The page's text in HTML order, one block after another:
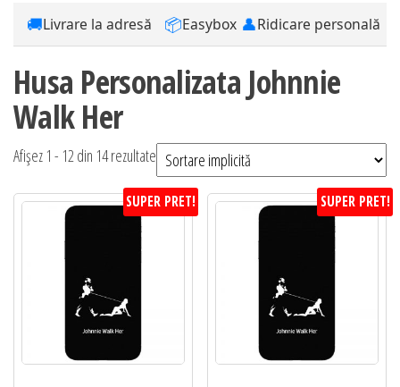
🚚Livrare la adresă 📦Easybox 👤Ridicare personală
Husa Personalizata Johnnie
Walk Her
Afișez 1 - 12 din 14 rezultate
SUPER PRET! SUPER PRET!